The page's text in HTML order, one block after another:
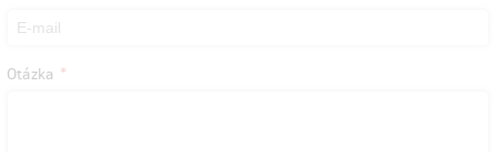
Otázka